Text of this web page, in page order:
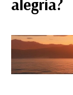
alegría?